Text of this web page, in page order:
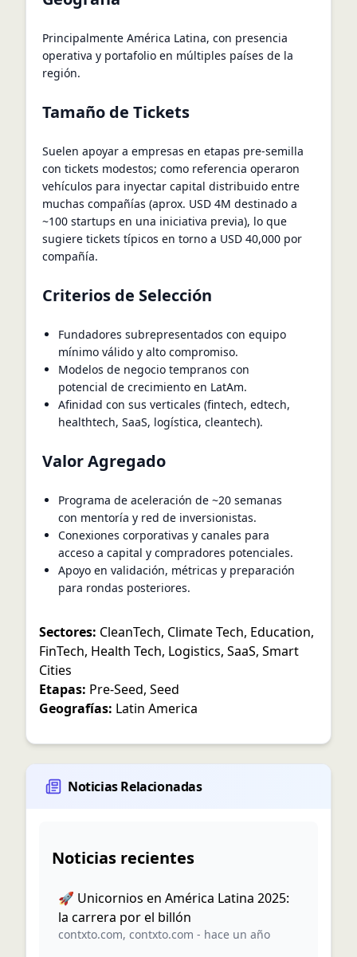
Principalmente América Latina, con presencia
operativa y portafolio en múltiples países de la
región.
Tamaño de Tickets
Suelen apoyar a empresas en etapas pre-semilla
con tickets modestos; como referencia operaron
vehículos para inyectar capital distribuido entre
muchas compañías (aprox. USD 4M destinado a
~100 startups en una iniciativa previa), lo que
sugiere tickets típicos en torno a USD 40,000 por
compañía.
Criterios de Selección
Fundadores subrepresentados con equipo
mínimo válido y alto compromiso.
Modelos de negocio tempranos con
potencial de crecimiento en LatAm.
Afinidad con sus verticales (fintech, edtech,
healthtech, SaaS, logística, cleantech).
Valor Agregado
Programa de aceleración de ~20 semanas
con mentoría y red de inversionistas.
Conexiones corporativas y canales para
acceso a capital y compradores potenciales.
Apoyo en validación, métricas y preparación
para rondas posteriores.
Sectores: CleanTech, Climate Tech, Education,
FinTech, Health Tech, Logistics, SaaS, Smart
Cities
Etapas: Pre-Seed, Seed
Geografías: Latin America
Noticias Relacionadas
Noticias recientes
🚀 Unicornios en América Latina 2025:
la carrera por el billón
contxto.com, contxto.com - hace un año